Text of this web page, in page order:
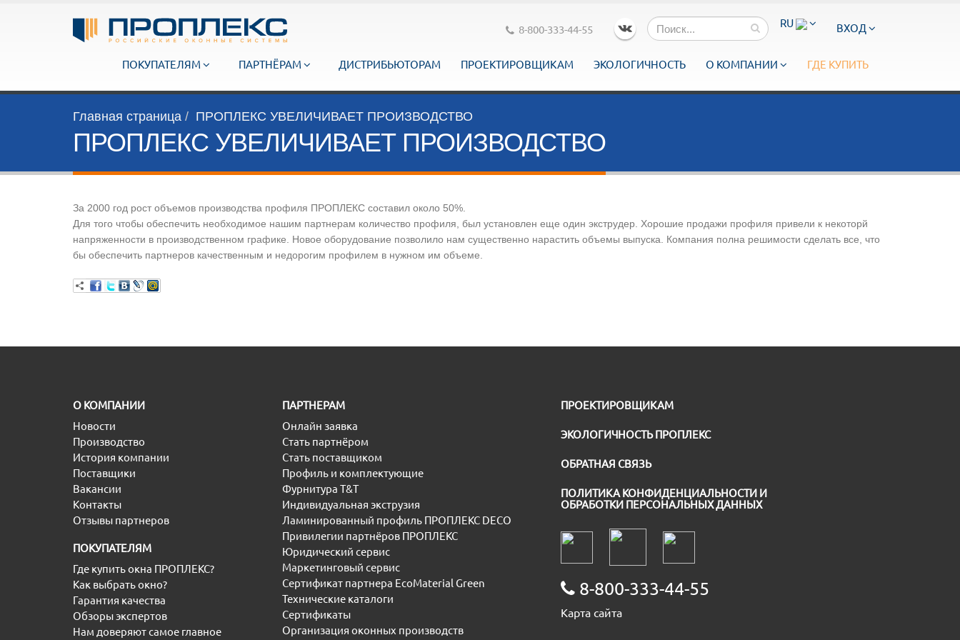
RU ВХОД
8-800-333-44-55
ПОКУПАТЕЛЯМ ПАРТНЁРАМ ДИСТРИБЬЮТОРАМ ПРОЕКТИРОВЩИКАМ ЭКОЛОГИЧНОСТЬ О КОМПАНИИ ГДЕ КУПИТЬ
Главная страница ПРОПЛЕКС УВЕЛИЧИВАЕТ ПРОИЗВОДСТВО
ПРОПЛЕКС УВЕЛИЧИВАЕТ ПРОИЗВОДСТВО
За 2000 год рост объемов производства профиля ПРОПЛЕКС составил около 50%.
Для того чтобы обеспечить необходимое нашим партнерам количество профиля, был установлен еще один экструдер. Хорошие продажи профиля привели к некоторй
напряженности в производственном графике. Новое оборудование позволило нам существенно нарастить объемы выпуска. Компания полна решимости сделать все, что
бы обеспечить партнеров качественным и недорогим профилем в нужном им объеме.
O КОМПАНИИ
Новости
Производство
История компании
Поставщики
Вакансии
Контакты
Отзывы партнеров
ПОКУПАТЕЛЯМ
Где купить окна ПРОПЛЕКС?
Как выбрать окно?
Гарантия качества
Обзоры экспертов
Нам доверяют самое главное
ПАРТНЕРАМ
Онлайн заявка
Стать партнёром
Стать поставщиком
Профиль и комплектующие
Фурнитура T&T
Индивидуальная экструзия
Ламинированный профиль ПРОПЛЕКС DECO
Привилегии партнёров ПРОПЛЕКС
Юридический сервис
Маркетинговый сервис
Сертификат партнера EcoMaterial Green
Технические каталоги
Сертификаты
Организация оконных производств
ПРОЕКТИРОВЩИКАМ
ЭКОЛОГИЧНОСТЬ ПРОПЛЕКС
ОБРАТНАЯ СВЯЗЬ
ПОЛИТИКА КОНФИДЕНЦИАЛЬНОСТИ И
ОБРАБОТКИ ПЕРСОНАЛЬНЫХ ДАННЫХ
8-800-333-44-55
Карта сайта